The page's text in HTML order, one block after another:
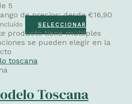
5
de precios: desde €16,90
SELECCIONAR
producto tiene múltiples
se pueden elegir en la
Toscana